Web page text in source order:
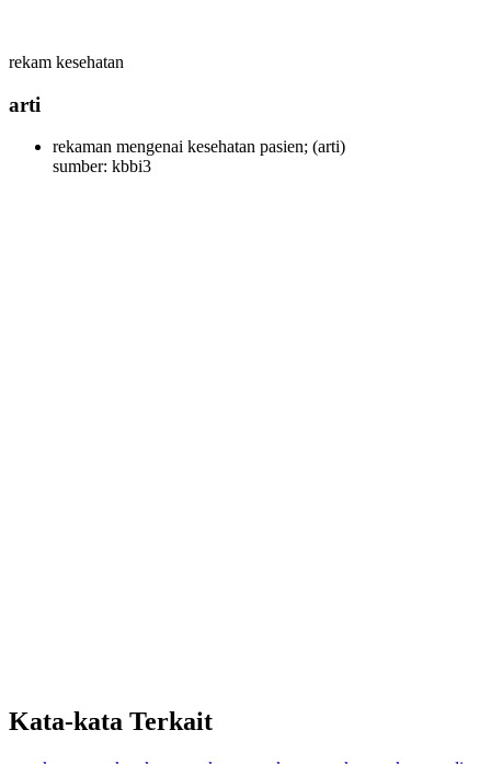
rekam kesehatan
arti
rekaman mengenai kesehatan pasien; (arti)
sumber: kbbi3
Kata-kata Terkait